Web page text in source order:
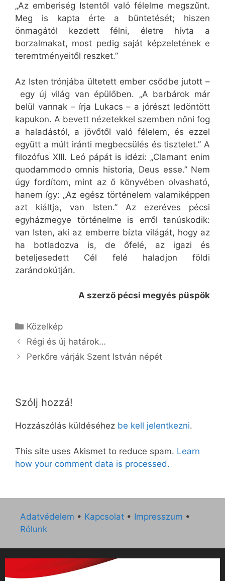
„Az emberiség Istentől való félelme megszűnt.
Meg is kapta érte a büntetését; hiszen
önmagától kezdett félni, életre hívta a
borzalmakat, most pedig saját képzeletének e
teremtményeitől reszket.”
Az Isten trónjába ültetett ember csődbe jutott –
egy új világ van épülőben. „A barbárok már
belül vannak – írja Lukacs – a jórészt ledöntött
kapukon. A bevett nézetekkel szemben nőni fog
a haladástól, a jövőtől való félelem, és ezzel
együtt a múlt iránti megbecsülés és tisztelet.” A
filozófus XIII. Leó pápát is idézi: „Clamant enim
quodammodo omnis historia, Deus esse.” Nem
úgy fordítom, mint az ő könyvében olvasható,
hanem így: „Az egész történelem valamiképpen
azt kiáltja, van Isten.” Az ezeréves pécsi
egyházmegye történelme is erről tanúskodik:
van Isten, aki az emberre bízta világát, hogy az
ha botladozva is, de őfelé, az igazi és
beteljesedett Cél felé haladjon földi
zarándokútján.
A szerző pécsi megyés püspök
Kategória
Közelkép
Régi és új határok…
Perkőre várják Szent István népét
Szólj hozzá!
Hozzászólás küldéséhez be kell jelentkezni.
This site uses Akismet to reduce spam. Learn
how your comment data is processed.
Adatvédelem • Kapcsolat • Impresszum •
Rólunk